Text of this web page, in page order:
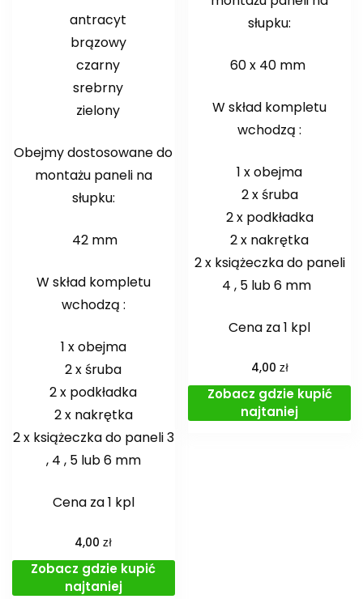
antracyt
brązowy
czarny
srebrny
zielony
Obejmy dostosowane do
montażu paneli na
słupku:
42 mm
W skład kompletu
wchodzą :
1 x obejma
2 x śruba
2 x podkładka
2 x nakrętka
2 x książeczka do paneli 3
, 4 , 5 lub 6 mm
Cena za 1 kpl
4,00zł
Zobacz gdzie kupić
najtaniej
słupku:
60 x 40 mm
W skład kompletu
wchodzą :
1 x obejma
2 x śruba
2 x podkładka
2 x nakrętka
2 x książeczka do paneli
4 , 5 lub 6 mm
Cena za 1 kpl
4,00 zł
Zobacz gdzie kupić
najtaniej